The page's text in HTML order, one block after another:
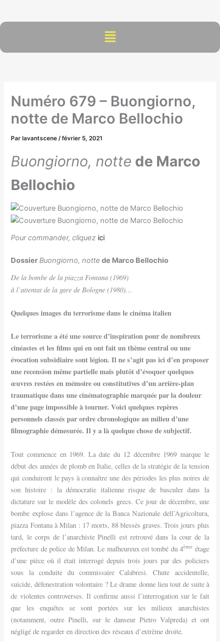
contenu
Menu
Numéro 679 – Buongiorno,
notte de Marco Bellochio
Parlavantscene /février 5, 2021
Buongiorno, notte de Marco
Bellochio
Pour commander, cliquez ici
Dossier Buongiorno, notte de Marco Bellochio
De la bombe de la piazza Fontana (1969)
à l’attentat de la gare de Bologne (1980)…
Quelques images du terrorisme dans le cinéma italien
Le terrorisme a été une source d’inspiration pour de nombreux
cinéastes et les films qui en ont fait un thème central ou une
évocation subsidiaire sont légion. Il ne s’agit pas ici d’en proposer
une recension même partielle mais plutôt d’évoquer quelques
œuvres restées en mémoire ou constitutives d’un arrière-plan
traumatique dans une cinématographie marquée par la douleur
d’une page impossible à tourner. Voici quelques repères
personnels classés par ordre chronologique au milieu d’une
filmographie démesurée. Il y a là quelque chose de subjectif.
Tout commence en 1969. La date du 12 décembre 1969 marque le
début des années de plomb en Italie, celles de la stratégie de la tension
qui conduiront le pays à connaître une des périodes les plus noires de
son histoire : la démocratie italienne risque de basculer dans la
dictature sur le modèle des colonels grecs. Ce jour de décembre, une
bombe explose dans l’agence de la Banca Nazionale dell’Agricoltura,
piazza Fontana à Milan : 17 morts, 88 blessés graves. Trois jours plus
tard, le corps de l’anarchiste Pinelli est retrouvé dans la cour de la
préfecture de police de Milan. Le malheureux est tombé du 4ème étage
d’une pièce où il était interrogé depuis trois jours par des policiers
sous la conduite du commissaire Calabresi. Chute accidentelle,
suicide, défenestration volontaire ? Le drame donne lieu tout de suite à
de violentes controverses. Il confirme aussi l’interrogation sur le fait
que les enquêtes se sont portées sur les milieux anarchistes
(notamment, outre Pinelli, sur le danseur Pietro Valpreda) et ont
négligé de regarder en direction des réseaux d’extrême droite.